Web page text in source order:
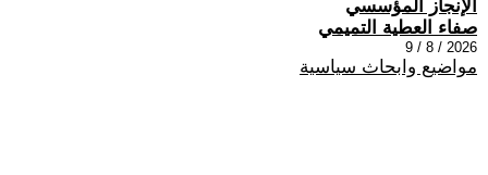
الإنجاز المؤسسي
صفاء العطية التميمي
2026 / 8 / 9
مواضيع وابحاث سياسية